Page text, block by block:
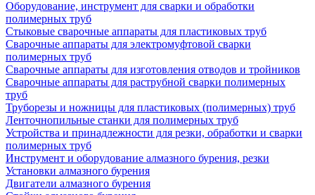
Оборудование, инструмент для сварки и обработки
полимерных труб
Стыковые сварочные аппараты для пластиковых труб
Сварочные аппараты для электромуфтовой сварки
полимерных труб
Сварочные аппараты для изготовления отводов и тройников
Сварочные аппараты для раструбной сварки полимерных
труб
Труборезы и ножницы для пластиковых (полимерных) труб
Ленточнопильные станки для полимерных труб
Устройства и принадлежности для резки, обработки и сварки
полимерных труб
Инструмент и оборудование алмазного бурения, резки
Установки алмазного бурения
Двигатели алмазного бурения